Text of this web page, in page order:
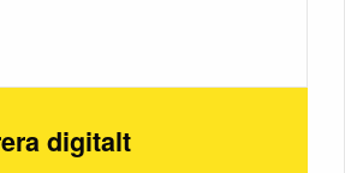
digitalt